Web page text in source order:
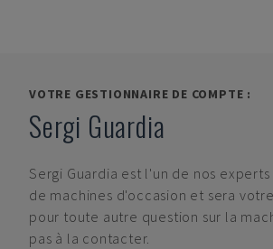
VOTRE GESTIONNAIRE DE COMPTE :
Sergi Guardia
Sergi Guardia est l'un de nos
de machines d'occasion et sera
pour toute autre question sur la
pas à la contacter.